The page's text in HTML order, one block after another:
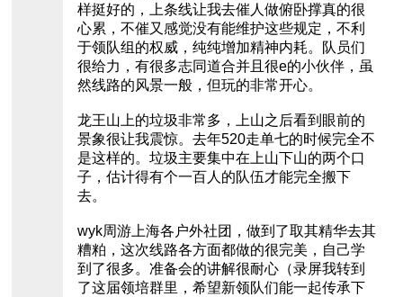
样挺好的，上条线让我去催人做俯卧撑真的很
心累，不催又感觉没有能维护这些规定，不利
于领队组的权威，纯纯增加精神内耗。队员们
很给力，有很多志同道合并且很e的小伙伴，虽
然线路的风景一般，但玩的非常开心。
龙王山上的垃圾非常多，上山之后看到眼前的
景象很让我震惊。去年520走单七的时候完全不
是这样的。垃圾主要集中在上山下山的两个口
子，估计得有个一百人的队伍才能完全搬下
去。
wyk周游上海各户外社团，做到了取其精华去其
糟粕，这次线路各方面都做的很完美，自己学
到了很多。准备会的讲解很耐心（录屏我转到
了这届领培群里，希望新领队们能一起传承下